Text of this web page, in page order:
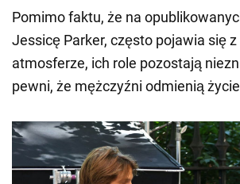
Pomimo faktu, że na
Jessicę Parker, często pojawia się
atmosferze, ich role pozostają
pewni, że mężczyźni odmienią